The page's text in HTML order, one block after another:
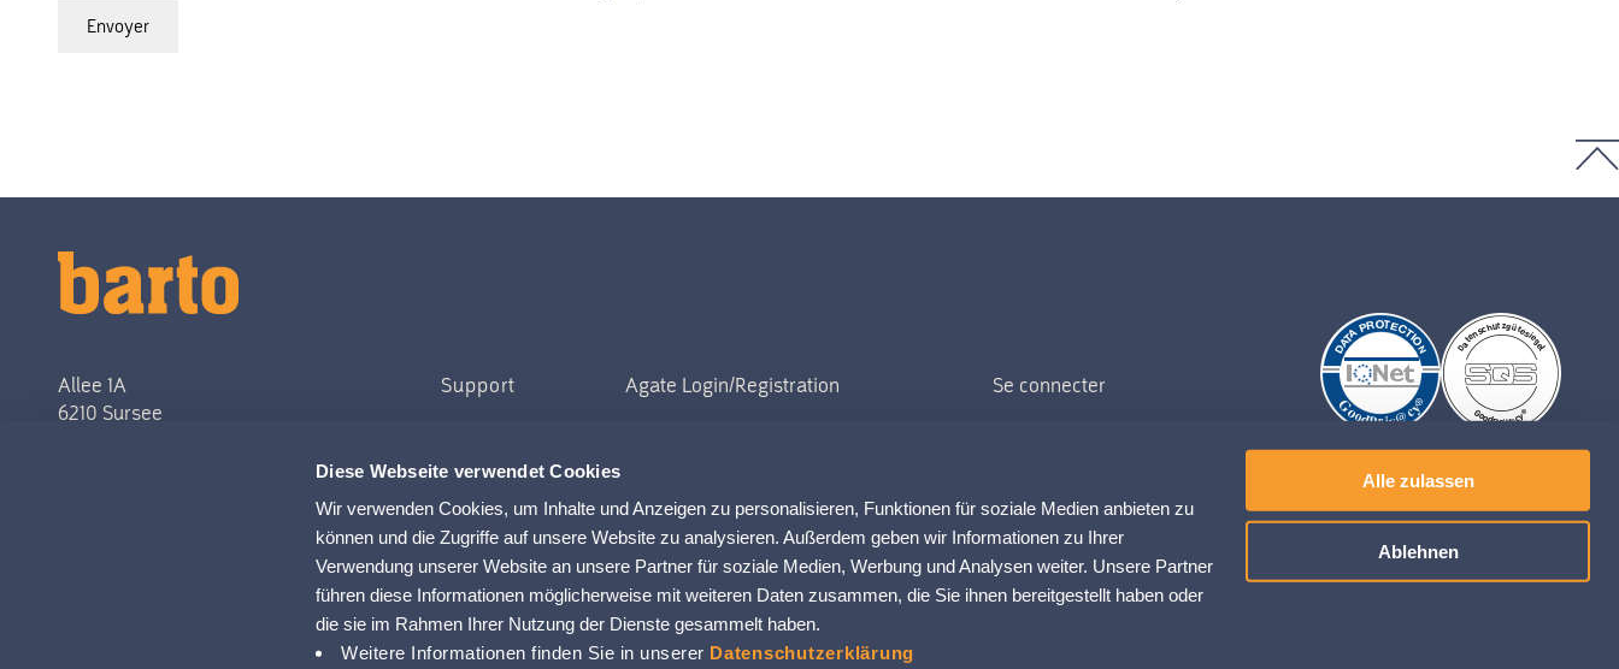
Diese Webseite verwendet Cookies
Wir verwenden Cookies, um Inhalte und Anzeigen zu personalisieren, Funktionen für soziale Medien anbieten zu
können und die Zugriffe auf unsere Website zu analysieren. Außerdem geben wir Informationen zu Ihrer
Verwendung unserer Website an unsere Partner für soziale Medien, Werbung und Analysen weiter. Unsere Partner
führen diese Informationen möglicherweise mit weiteren Daten zusammen, die Sie ihnen bereitgestellt haben oder
die sie im Rahmen Ihrer Nutzung der Dienste gesammelt haben.
Weitere Informationen finden Sie in unserer Datenschutzerklärung
Alle zulassen
Ablehnen
Envoyer
Allee 1A
6210 Sursee
Support Se connecter